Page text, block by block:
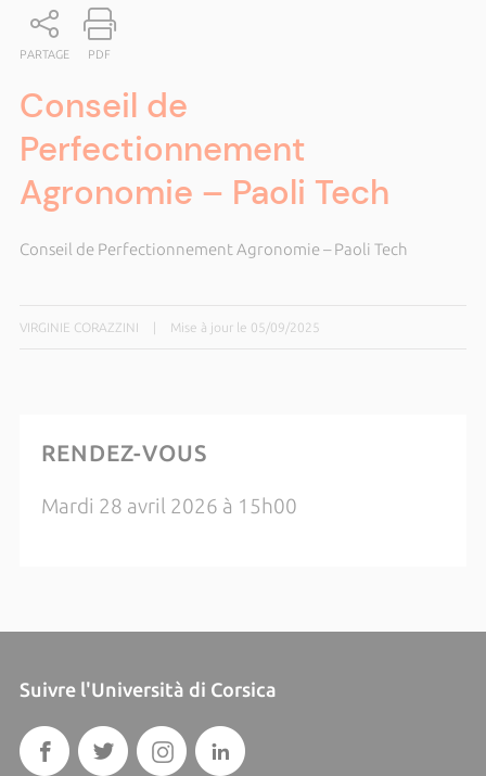
PARTAGE PDF
Conseil de
Perfectionnement
Agronomie – Paoli Tech
Conseil de Perfectionnement Agronomie – Paoli Tech
VIRGINIE CORAZZINI Mise à jour le 05/09/2025
RENDEZ-VOUS
Mardi 28 avril 2026 à 15h00
Suivre l'Università di Corsica